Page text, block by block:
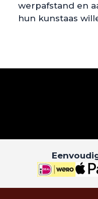
werpafstand en
hun kunstaas